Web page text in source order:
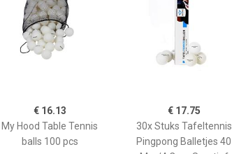
€ 16.13
My Hood Table Tennis
balls 100 pcs
€ 17.75
30x Stuks Tafeltennis
Pingpong Balletjes 40